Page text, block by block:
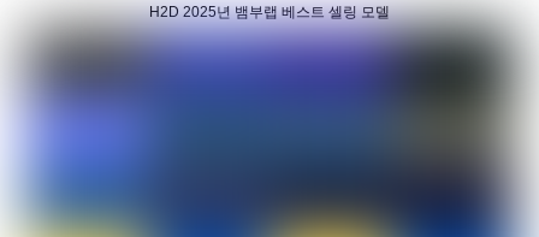
H2D 2025년 뱀부랩 베스트 셀링 모델